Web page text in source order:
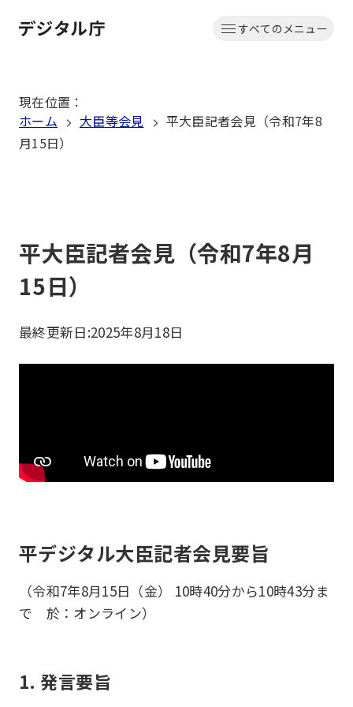
文
動
すべてのメニュー
現在位置 ：
ホーム
大臣等会見
平大臣記者会見（令和7年8
月15日）
平大臣記者会見（令和7年8月
15日）
最終更新日:2025年8月18日
平デジタル大臣記者会見要旨
（令和7年8月15日（金） 10時40分から10時43分ま
で 於：オンライン）
1. 発言要旨